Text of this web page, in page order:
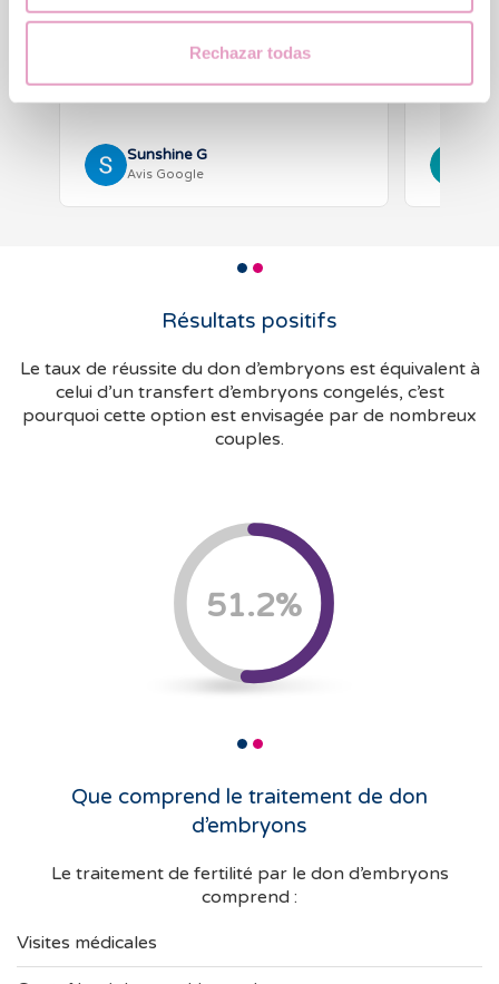
Rechazar todas
s’était soldé notamment par des
clinique IVF à devenir maman via un don
ont tous été chaleureux et…
Lire l’avis complet
Sunshine G
Avis Google
au 2ème
Résultats positifs
Le taux de réussite du don d’embryons est équivalent à
celui d’un transfert d’embryons congelés, c’est
pourquoi cette option est envisagée par de nombreux
couples.
51.2%
Que comprend le traitement de don
d’embryons
Le traitement de fertilité par le don d’embryons
comprend :
Visites médicales